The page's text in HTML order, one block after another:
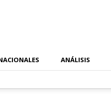
ANÁLISIS